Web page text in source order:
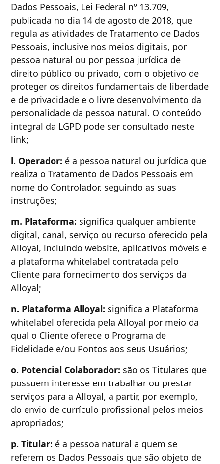
Dados Pessoais, Lei Federal nº 13.709,
publicada no dia 14 de agosto de 2018, que
regula as atividades de Tratamento de Dados
Pessoais, inclusive nos meios digitais, por
pessoa natural ou por pessoa jurídica de
direito público ou privado, com o objetivo de
proteger os direitos fundamentais de liberdade
e de privacidade e o livre desenvolvimento da
personalidade da pessoa natural. O conteúdo
integral da LGPD pode ser consultado neste
link;
l. Operador: é a pessoa natural ou jurídica que
realiza o Tratamento de Dados Pessoais em
nome do Controlador, seguindo as suas
instruções;
m. Plataforma: significa qualquer ambiente
digital, canal, serviço ou recurso oferecido pela
Alloyal, incluindo website, aplicativos móveis e
a plataforma whitelabel contratada pelo
Cliente para fornecimento dos serviços da
Alloyal;
n. Plataforma Alloyal: significa a Plataforma
whitelabel oferecida pela Alloyal por meio da
qual o Cliente oferece o Programa de
Fidelidade e/ou Pontos aos seus Usuários;
o. Potencial Colaborador: são os Titulares que
possuem interesse em trabalhar ou prestar
serviços para a Alloyal, a partir, por exemplo,
do envio de currículo profissional pelos meios
apropriados;
p. Titular: é a pessoa natural a quem se
referem os Dados Pessoais que são objeto de